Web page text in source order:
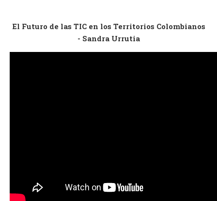
El Futuro de las TIC en los Territorios Colombianos
- Sandra Urrutia